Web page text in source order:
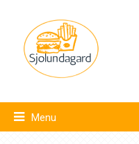
Menu